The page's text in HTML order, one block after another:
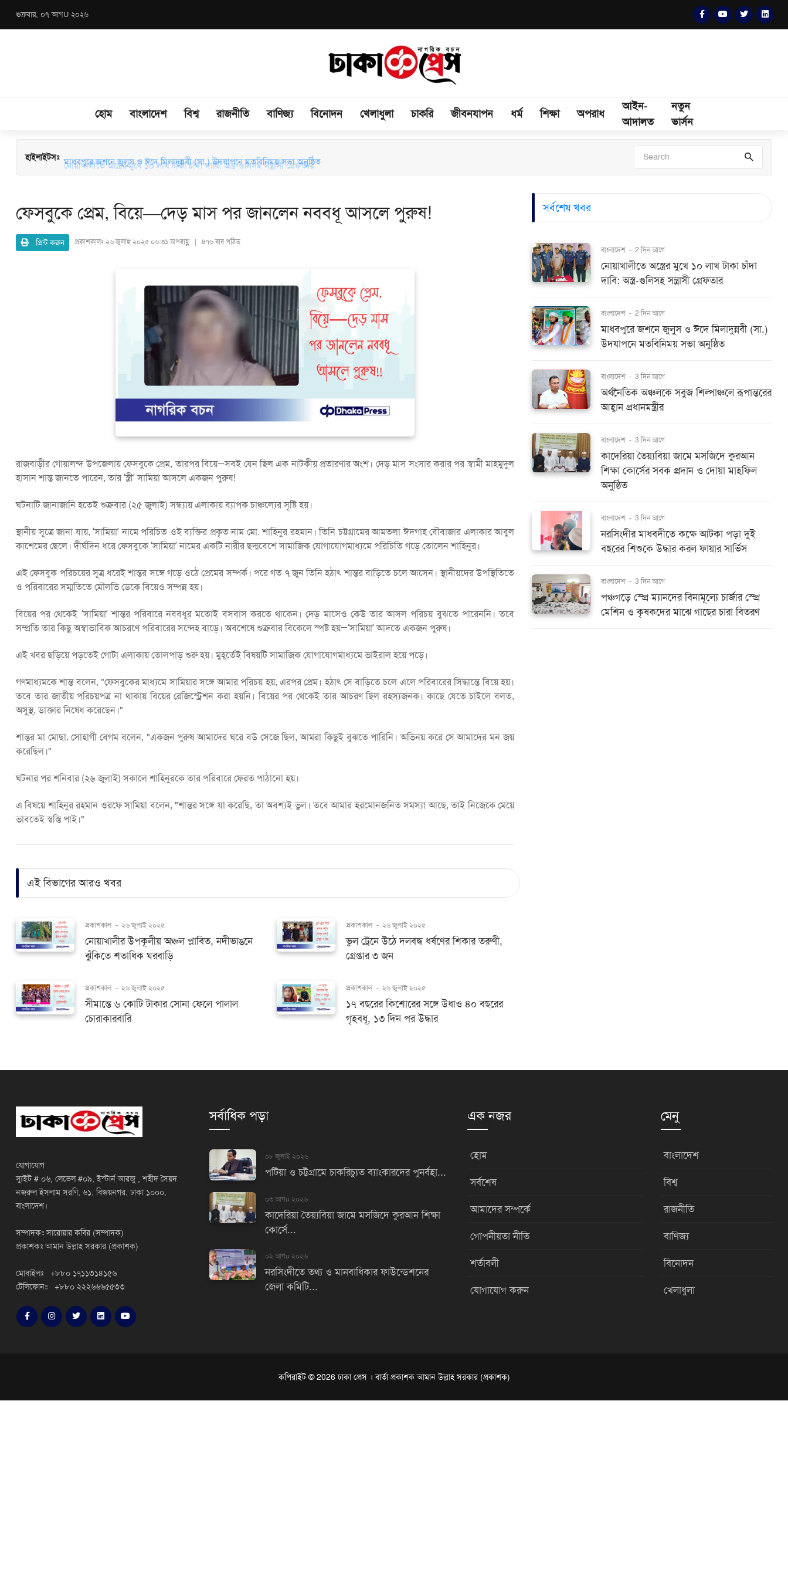
শুক্রবার, ০৭ আগU ২০২৬
হোম বাংলাদেশ বিশ্ব রাজনীতি বাণিজ্য বিনোদন খেলাধুলা চাকরি জীবনযাপন ধর্ম শিক্ষা অপরাধ
আইন-
আদালত
নতুন
ভার্সন
হাইলাইটসঃ
নোয়াখালীতে অস্ত্রের মুখে ১০ লাখ টাকা চাঁদা দাবি: অস্ত্র-গুলিসহ সন্ত্রাসী গ্রেফতার
মাধবপুরে জশনে জুলুস ও ঈদে মিলাদুন্নবী (সা.) উদযাপনে মতবিনিময় সভা অনুষ্ঠিত
ফেসবুকে প্রেম, বিয়ে—দেড় মাস পর জানলেন নববধূ আসলে পুরুষ!
প্রিন্ট করুন প্রকাশকালঃ ২৬ জুলাই ২০২৫ ০৬:৩১ অপরাহ্ণ | ৪৭৬ বার পঠিত
রাজবাড়ীর গোয়ালন্দ উপজেলায় ফেসবুকে প্রেম, তারপর বিয়ে—সবই যেন ছিল এক নাটকীয় প্রতারণার অংশ। দেড় মাস সংসার করার পর স্বামী মাহমুদুল
হাসান শান্ত জানতে পারেন, তার ‘স্ত্রী’ সামিয়া আসলে একজন পুরুষ!
ঘটনাটি জানাজানি হতেই শুক্রবার (২৫ জুলাই) সন্ধ্যায় এলাকায় ব্যাপক চাঞ্চল্যের সৃষ্টি হয়।
স্থানীয় সূত্রে জানা যায়, ‘সামিয়া’ নামে পরিচিত ওই ব্যক্তির প্রকৃত নাম মো. শাহিনুর রহমান। তিনি চট্টগ্রামের আমতলা ঈদগাহ বৌবাজার এলাকার আবুল
কাশেমের ছেলে। দীর্ঘদিন ধরে ফেসবুকে ‘সামিয়া’ নামের একটি নারীর ছদ্মবেশে সামাজিক যোগাযোগমাধ্যমে পরিচিতি গড়ে তোলেন শাহিনুর।
এই ফেসবুক পরিচয়ের সূত্র ধরেই শান্তর সঙ্গে গড়ে ওঠে প্রেমের সম্পর্ক। পরে গত ৭ জুন তিনি হঠাৎ শান্তর বাড়িতে চলে আসেন। স্থানীয়দের উপস্থিতিতে
ও পরিবারের সম্মতিতে মৌলভি ডেকে বিয়েও সম্পন্ন হয়।
বিয়ের পর থেকেই ‘সামিয়া’ শান্তর পরিবারে নববধূর মতোই বসবাস করতে থাকেন। দেড় মাসেও কেউ তার আসল পরিচয় বুঝতে পারেননি। তবে
সম্প্রতি তার কিছু অস্বাভাবিক আচরণে পরিবারের সন্দেহ বাড়ে। অবশেষে শুক্রবার বিকেলে স্পষ্ট হয়—‘সামিয়া’ আদতে একজন পুরুষ।
এই খবর ছড়িয়ে পড়তেই গোটা এলাকায় তোলপাড় শুরু হয়। মুহূর্তেই বিষয়টি সামাজিক যোগাযোগমাধ্যমে ভাইরাল হয়ে পড়ে।
গণমাধ্যমকে শান্ত বলেন, "ফেসবুকের মাধ্যমে সামিয়ার সঙ্গে আমার পরিচয় হয়, এরপর প্রেম। হঠাৎ সে বাড়িতে চলে এলে পরিবারের সিদ্ধান্তে বিয়ে হয়।
তবে তার জাতীয় পরিচয়পত্র না থাকায় বিয়ের রেজিস্ট্রেশন করা হয়নি। বিয়ের পর থেকেই তার আচরণ ছিল রহস্যজনক। কাছে যেতে চাইলে বলত,
অসুস্থ, ডাক্তার নিষেধ করেছেন।"
শান্তর মা মোছা. সোহাগী বেগম বলেন, "একজন পুরুষ আমাদের ঘরে বউ সেজে ছিল, আমরা কিছুই বুঝতে পারিনি। অভিনয় করে সে আমাদের মন জয়
করেছিল।"
ঘটনার পর শনিবার (২৬ জুলাই) সকালে শাহিনুরকে তার পরিবারে ফেরত পাঠানো হয়।
এ বিষয়ে শাহিনুর রহমান ওরফে সামিয়া বলেন, "শান্তর সঙ্গে যা করেছি, তা অবশ্যই ভুল। তবে আমার হরমোনজনিত সমস্যা আছে, তাই নিজেকে মেয়ে
ভাবতেই স্বস্তি পাই।"
এই বিভাগের আরও খবর
প্রকাশকাল - ২৬ জুলাই ২০২৫
নোয়াখালীর উপকূলীয় অঞ্চল প্লাবিত, নদীভাঙনে
ঝুঁকিতে শতাধিক ঘরবাড়ি
প্রকাশকাল - ২৬ জুলাই ২০২৫
ভুল ট্রেনে উঠে দলবদ্ধ ধর্ষণের শিকার তরুণী,
গ্রেপ্তার ৩ জন
প্রকাশকাল - ২৬ জুলাই ২০২৫
সীমান্তে ৬ কোটি টাকার সোনা ফেলে পালাল
চোরাকারবারি
প্রকাশকাল - ২৬ জুলাই ২০২৫
১৭ বছরের কিশোরের সঙ্গে উধাও ৪০ বছরের
গৃহবধূ, ১৩ দিন পর উদ্ধার
সর্বশেষ খবর
বাংলাদেশ - 2 দিন আগে
নোয়াখালীতে অস্ত্রের মুখে ১০ লাখ টাকা চাঁদা
দাবি: অস্ত্র-গুলিসহ সন্ত্রাসী গ্রেফতার
বাংলাদেশ - 2 দিন আগে
মাধবপুরে জশনে জুলুস ও ঈদে মিলাদুন্নবী (সা.)
উদযাপনে মতবিনিময় সভা অনুষ্ঠিত
বাংলাদেশ - 3 দিন আগে
অর্থনৈতিক অঞ্চলকে সবুজ শিল্পাঞ্চলে রূপান্তরের
আহ্বান প্রধানমন্ত্রীর
বাংলাদেশ - 3 দিন আগে
কাদেরিয়া তৈয়্যবিয়া জামে মসজিদে কুরআন
শিক্ষা কোর্সের সবক প্রদান ও দোয়া মাহফিল
অনুষ্ঠিত
বাংলাদেশ - 3 দিন আগে
নরসিংদীর মাধবদীতে কক্ষে আটকা পড়া দুই
বছরের শিশুকে উদ্ধার করল ফায়ার সার্ভিস
বাংলাদেশ - 3 দিন আগে
পঞ্চগড়ে স্প্রে ম্যানদের বিনামূল্যে চার্জার স্প্রে
মেশিন ও কৃষকদের মাঝে গাছের চারা বিতরণ
যোগাযোগ
স্যুইট # ০৬, লেভেল #০৯, ইস্টার্ন আরজু , শহীদ সৈয়দ
নজরুল ইসলাম সরণি, ৬১, বিজয়নগর, ঢাকা ১০০০,
বাংলাদেশ।
সম্পাদকঃ সারোয়ার কবির (সম্পাদক)
প্রকাশকঃ আমান উল্লাহ সরকার (প্রকাশক)
মোবাইলঃ +৮৮০ ১৭১১৩১৪১৫৬
টেলিফোনঃ +৮৮০ ২২২৬৬৬৫৫৩৩
সর্বাধিক পড়া
০৮ জুলাই ২০২৬
পটিয়া ও চট্টগ্রামে চাকরিচ্যুত ব্যাংকারদের পুনর্বহা...
০৩ আগu ২০২৬
কাদেরিয়া তৈয়্যবিয়া জামে মসজিদে কুরআন শিক্ষা
কোর্সে...
০২ আগu ২০২৬
নরসিংদীতে তথ্য ও মানবাধিকার ফাউন্ডেশনের
জেলা কমিটি...
এক নজর
হোম
সর্বশেষ
আমাদের সম্পর্কে
গোপনীয়তা নীতি
শর্তাবলী
যোগাযোগ করুন
মেনু
বাংলাদেশ
বিশ্ব
রাজনীতি
বাণিজ্য
বিনোদন
খেলাধুলা
কপিরাইট © 2026 ঢাকা প্রেস । বার্তা প্রকাশক আমান উল্লাহ সরকার (প্রকাশক)